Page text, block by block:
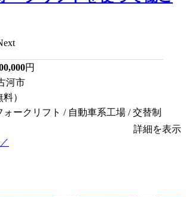
円
河市
）
ォークリフト / 自動車系工場 / 交替制
詳細を表示